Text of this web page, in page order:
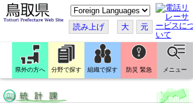
こ
の
ペ
ー
ジ
翻
訳
す
読み上げ 大 元
県外の方へ 分野で探す 組織で探す 防災 緊急 メニュー